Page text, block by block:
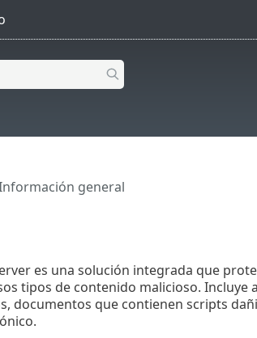
general
es una solución integrada que
tipos de contenido malicioso. Incluye
documentos que contienen scripts